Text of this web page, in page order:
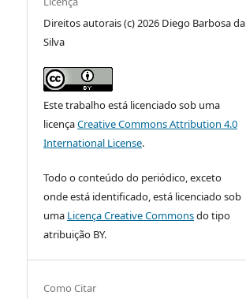
Direitos autorais (c) 2026 Diego Barbosa da
Silva
Este trabalho está licenciado sob uma
licençaCreative Commons Attribution 4.0
International License.
Todo o conteúdo do periódico, exceto
onde está identificado, está licenciado sob
uma Licença Creative Commonsdo tipo
atribuição BY.
Como Citar